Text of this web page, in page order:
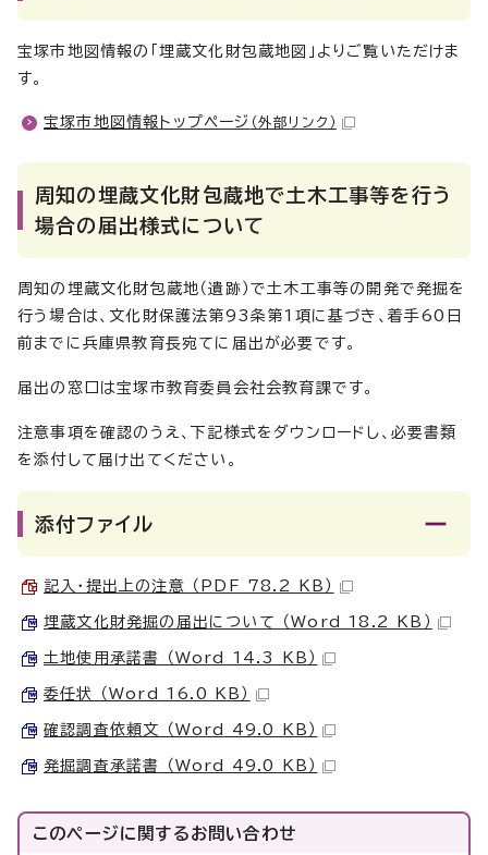
宝塚市地図情報の「埋蔵文化財包蔵地図」よりご覧いただけま
す。
宝塚市地図情報トップページ （外部リンク）
周知の埋蔵文化財包蔵地で土木工事等を行う
場合の届出様式について
周知の埋蔵文化財包蔵地（遺跡）で土木工事等の開発で発掘を
行う場合は、文化財保護法第93条第1項に基づき、着手60日
前までに兵庫県教育長宛てに届出が必要です。
届出の窓口は宝塚市教育委員会社会教育課です。
注意事項を確認のうえ、下記様式をダウンロードし、必要書類
を添付して届け出てください。
添付ファイル
記入・提出上の注意 （PDF 78.2 KB）
埋蔵文化財発掘の届出について （Word 18.2 KB）
土地使用承諾書 （Word 14.3 KB）
委任状 （Word 16.0 KB）
確認調査依頼文 （Word 49.0 KB）
発掘調査承諾書 （Word 49.0 KB）
このページに関するお問い合わせ